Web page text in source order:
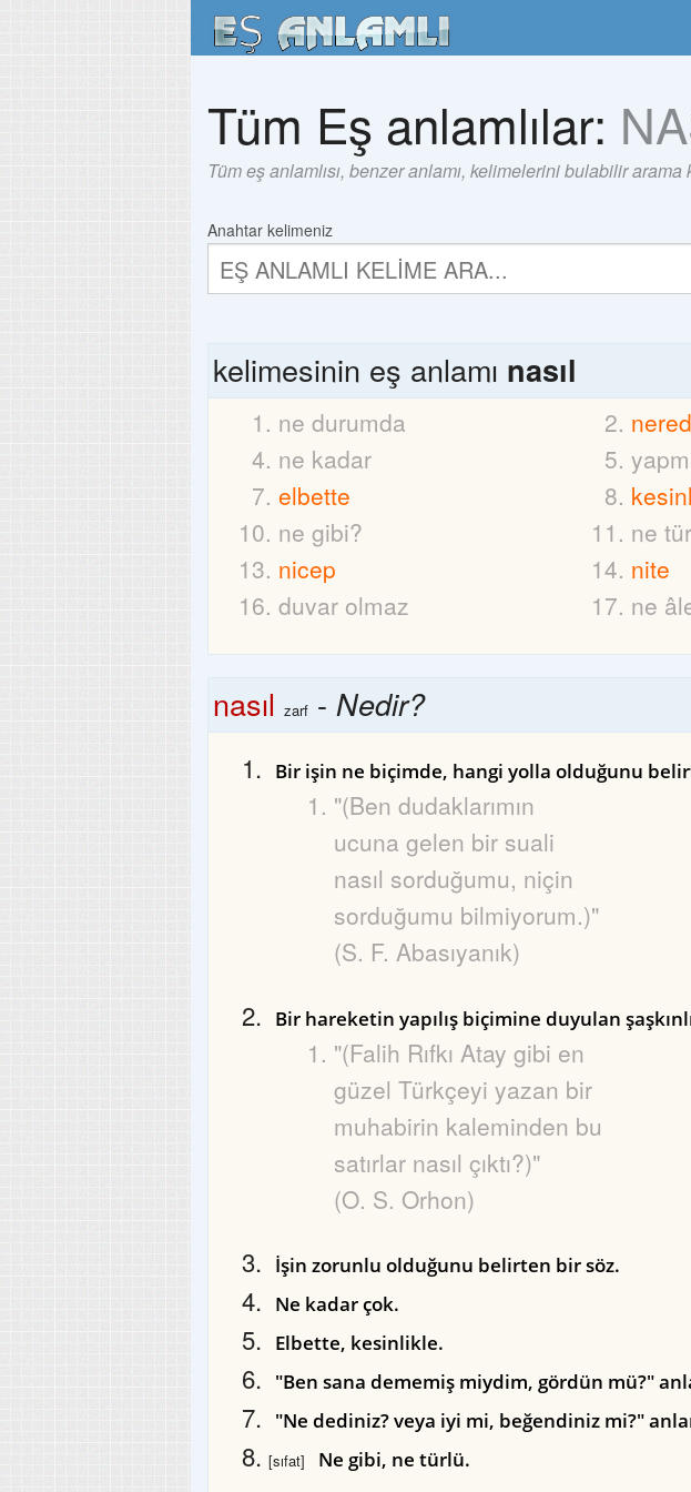
Tüm Eş anlamlılar:
Tüm eş anlamlısı, benzer anlamı, kelimelerini bulabilir
Anahtar kelimeniz
kelimesinin eş anlamı nasıl
ne durumda
ne kadar
elbette
ne gibi?
ne
nicep
nite
duvar olmaz
ne
nasıl zarf - Nedir?
Bir işin ne biçimde, hangi yolla olduğunu
"(Ben dudaklarımın
ucuna gelen bir suali
nasıl sorduğumu, niçin
sorduğumu bilmiyorum.)"
(S. F. Abasıyanık)
Bir hareketin yapılış biçimine duyulan
"(Falih Rıfkı Atay gibi en
güzel Türkçeyi yazan bir
muhabirin kaleminden bu
satırlar nasıl çıktı?)"
(O. S. Orhon)
İşin zorunlu olduğunu belirten bir söz.
Ne kadar çok.
Elbette, kesinlikle.
"Ben sana dememiş miydim, gördün mü?"
"Ne dediniz? veya iyi mi, beğendiniz mi?"
[sıfat] Ne gibi, ne türlü.